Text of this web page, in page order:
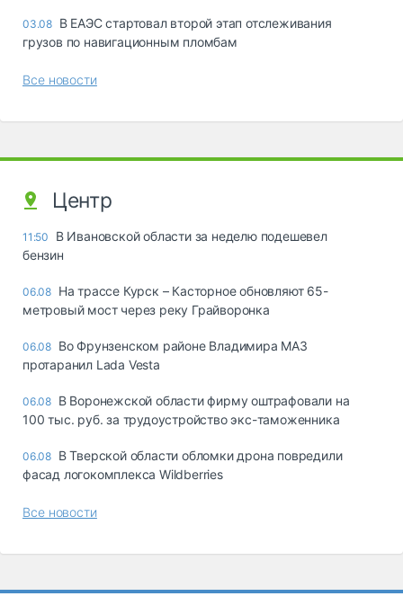
03.08 В ЕАЭС стартовал второй этап отслеживания
грузов по навигационным пломбам
Все новости
Центр
11:50
В Ивановской области за неделю подешевел
бензин
06.08 На трассе Курск – Касторное обновляют 65-
метровый мост через реку Грайворонка
06.08 Во Фрунзенском районе Владимира МАЗ
протаранил Lada Vesta
06.08 В Воронежской области фирму оштрафовали на
100 тыс. руб. за трудоустройство экс-таможенника
06.08 В Тверской области обломки дрона повредили
фасад логокомплекса Wildberries
Все новости